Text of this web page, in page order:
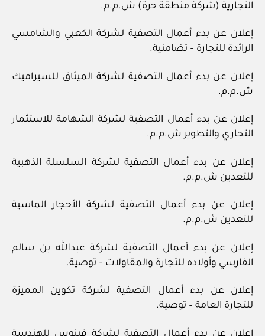
التجارية (شركة منطقة حرة) ش.م.م.
إعلان عن بدء أعمال التصفية لشركة الكعبي والشامسي
الرائدة للتجارة – تضامنية.
إعلان عن بدء أعمال التصفية لشركة الميثاق للسيراميك
ش.م.م.
إعلان عن بدء أعمال التصفية لشركة الشهامة للاستثمار
التجاري والتطوير ش.م.م.
إعلان عن بدء أعمال التصفية لشركة السلسلة الذهبية
للتعدين ش.م.م.
إعلان عن بدء أعمال التصفية لشركة الأحجار الماسية
للتعدين ش.م.م.
إعلان عن بدء أعمال التصفية لشركة عبدالله بن سالم
الفارسي وأولاده للتجارة والمقاولات – توصية.
إعلان عن بدء أعمال التصفية لشركة تكوين المميزة
للتجارة العامة – توصية.